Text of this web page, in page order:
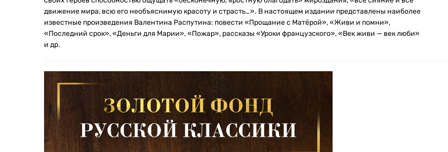
движение мира, всю его необъяснимую красоту и страсть…». В настоящем издании представлены наиболее
известные произведения Валентина Распутина: повести «Прощание с Матёрой», «Живи и помни»,
«Последний срок», «Деньги для Марии», «Пожар», рассказы «Уроки французского», «Век живи — век люби»
и др.